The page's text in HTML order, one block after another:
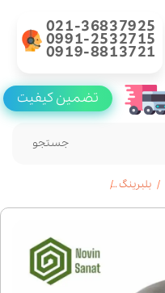
021-36837925
0991-2532715
0919-8813721
جستجو
تضمین کیفیت
بلبرینگ